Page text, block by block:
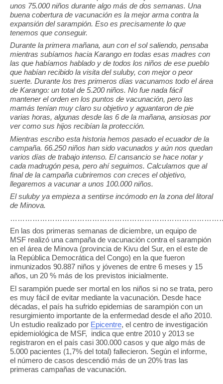
unos 75.000 niños durante algo más de dos semanas. Una
buena cobertura de vacunación es la mejor arma contra la
expansión del sarampión. Eso es precisamente lo que
tenemos que conseguir.
Durante la primera mañana, aun con el sol saliendo, pensaba
mientras subíamos hacia Karango en todas esas madres con
las que habíamos hablado y de todos los niños de ese pueblo
que habían recibido la visita del suluby, con mejor o peor
suerte. Durante los tres primeros días vacunamos todo el área
de Karango: un total de 5.200 niños. No fue nada fácil
mantener el orden en los puntos de vacunación, pero las
mamás tenían muy claro su objetivo y aguantaron de pie
varias horas, algunas desde las 6 de la mañana, ansiosas por
ver como sus hijos recibían la protección.
Mientras escribo esta historia hemos pasado el ecuador de la
campaña. 66.250 niños han sido vacunados y aún nos quedan
varios días de trabajo intenso. El cansancio se hace notar y
cada madrugón pesa, pero ahí seguimos. Calculamos que al
final de la campaña cubriremos con creces el objetivo,
llegaremos a vacunar a unos 100.000 niños.
El suluby ya empieza a sentirse incómodo en la zona del litoral
de Minova.
En las dos primeras semanas de diciembre, un equipo de
MSF realizó una campaña de vacunación contra el sarampión
en el área de Minova (provincia de Kivu del Sur, en el este de
la República Democrática del Congo) en la que fueron
inmunizados 90.887 niños y jóvenes de entre 6 meses y 15
años, un 20 % más de los previstos inicialmente.
El sarampión puede ser mortal en los niños si no se trata, pero
es muy fácil de evitar mediante la vacunación. Desde hace
décadas, el país ha sufrido epidemias de sarampión con un
resurgimiento importante de la enfermedad desde el año 2010.
Un estudio realizado por Epicentre, el centro de investigación
epidemiológica de MSF, indica que entre 2010 y 2013 se
registraron en el país casi 300.000 casos y que algo más de
5.000 pacientes (1,7% del total) fallecieron. Según el informe,
el número de casos descendió más de un 20% tras las
primeras campañas de vacunación.